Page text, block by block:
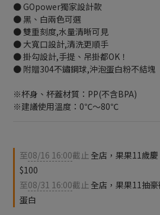
● GOpower獨家設計款
● 黑、白兩色可選
● 雙重刻度,水量清晰可見
● 大寬口設計,清洗更順手
● 掛勾設計,手提、吊掛都OK！
● 附贈304不鏽鋼球,沖泡蛋白粉不結塊
※杯身、杯蓋材質：PP(不含BPA)
※建議使用溫度：0℃～80℃
至08/16 16:00截止 全店，果果11歲
$100
至08/31 16:00截止 全店，果果11抽
蛋白